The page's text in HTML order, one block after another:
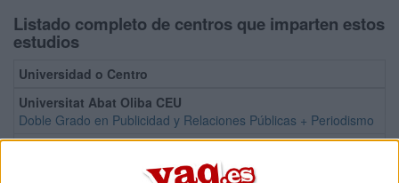
Listado completo de centros que imparten estos
estudios
Universidad o Centro
Universitat Abat Oliba CEU
Doble Grado en Publicidad y Relaciones Públicas + Periodismo
Doble Grado en Publicidad, Ideación y Comunicación de Marcas +